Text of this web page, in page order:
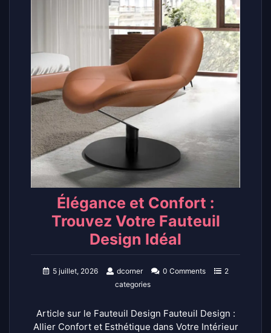
Élégance et Confort :
Trouvez Votre Fauteuil
Design Idéal
5 juillet, 2026 dcorner 0 Comments
2
categories
Article sur le Fauteuil Design Fauteuil Design :
Allier Confort et Esthétique dans Votre Intérieur